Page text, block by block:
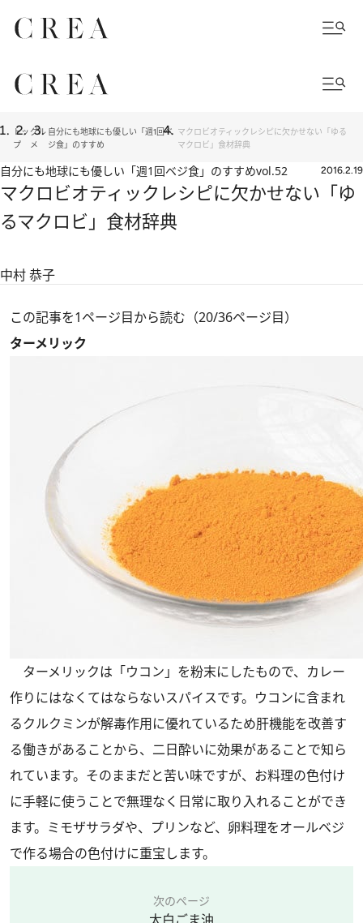
トッ
プ
グル
メ
自分にも地球にも優しい「週1回ベ
ジ食」のすすめ
マクロビオティックレシピに欠かせない「ゆる
マクロビ」食材辞典
自分にも地球にも優しい「週1回ベジ食」のすすめvol.52 2016.2.19
マクロビオティックレシピに欠かせない「ゆ
るマクロビ」食材辞典
中村 恭子
この記事を1ページ目から読む（20/36ページ目）
ターメリック
ターメリックは「ウコン」を粉末にしたもので、カレー
作りにはなくてはならないスパイスです。ウコンに含まれ
るクルクミンが解毒作用に優れているため肝機能を改善す
る働きがあることから、二日酔いに効果があることで知ら
れています。そのままだと苦い味ですが、お料理の色付け
に手軽に使うことで無理なく日常に取り入れることができ
ます。ミモザサラダや、プリンなど、卵料理をオールベジ
で作る場合の色付けに重宝します。
次のページ